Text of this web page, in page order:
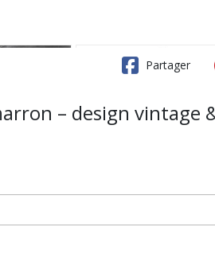
Partager
– design vintage